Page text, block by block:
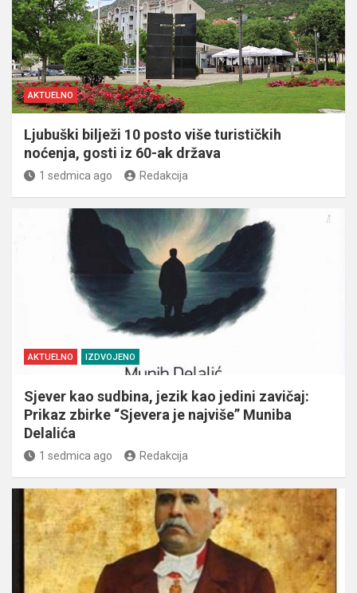
AKTUELNO
Ljubuški bilježi 10 posto više turističkih
noćenja, gosti iz 60-ak država
1 sedmica ago Redakcija
AKTUELNO IZDVOJENO
Sjever kao sudbina, jezik kao jedini zavičaj:
Prikaz zbirke “Sjevera je najviše” Muniba
Delalića
1 sedmica ago Redakcija